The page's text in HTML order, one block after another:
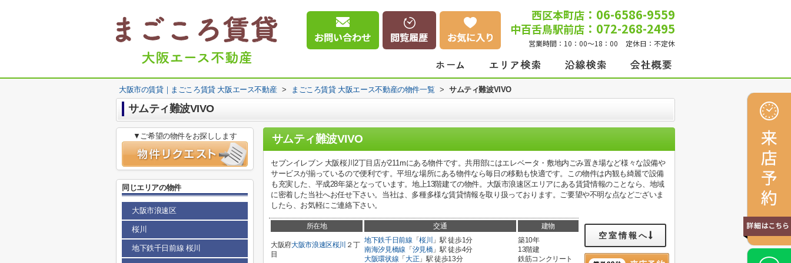
西区本町店 ：06-6586-9559
中百舌鳥駅前店 ：072-268-2495
営業時間： 10：00～18：00 定休日： 不定休
大阪市の賃貸｜まごころ賃貸 大阪エース不動産 > まごころ賃貸 大阪エース不動産の物件一覧 > サムティ難波VIVO
サムティ難波VIVO
サムティ難波VIVO
セブンイレブン 大阪桜川2丁目店が211mにある物件です。共用部にはエレベータ・敷地内ごみ置き場など様々な設備や
サービスが揃っているので便利です。平坦な場所にある物件なら毎日の移動も快適です。この物件は内観も綺麗で設備
も充実した、平成28年築となっています。地上13階建ての物件。大阪市浪速区エリアにある賃貸情報のことなら、地域
に密着した当社へお任せ下さい。当社は、多種多様な賃貸情報を取り扱っております。ご要望や不明な点などございま
したら、お気軽にご連絡下さい。
所在地 交通 建物
大阪府大阪市浪速区桜川 ２丁
目
地下鉄千日前線 「桜川 」駅 徒歩1分
南海汐見橋線 「 汐見橋」駅 徒歩4分
大阪環状線 「 大正 」駅 徒歩13分
築10年
13階建
鉄筋コンクリート
空室情報へ
▼ご希望の物件をお探しします
同じエリアの物件
大阪市浪速区
桜川
地下鉄千日前線 桜川